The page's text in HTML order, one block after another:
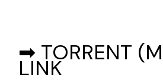
➡ TORRENT
LINK